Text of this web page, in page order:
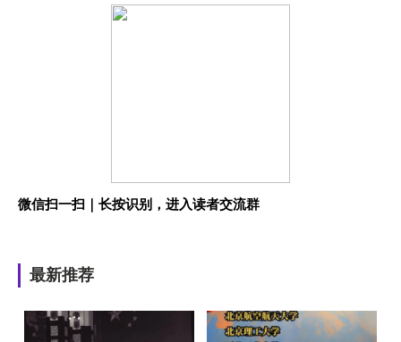
微信扫一扫｜长按识别，进入读者交流群
最新推荐